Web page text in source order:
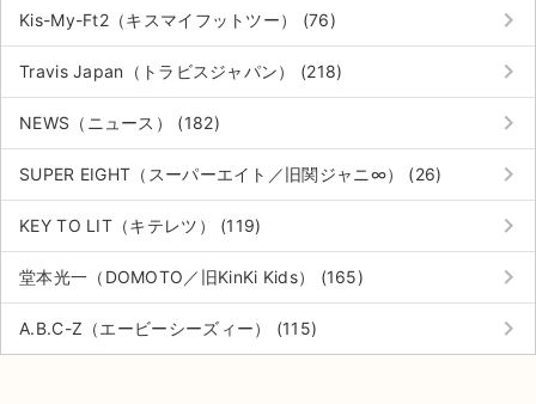
Kis-My-Ft2（キスマイフットツー） (76) keyboard_arrow_right
Travis Japan（トラビスジャパン） (218) keyboard_arrow_right
NEWS（ニュース） (182) keyboard_arrow_right
SUPER EIGHT（スーパーエイト／旧関ジャニ∞） (26) keyboard_arrow_right
KEY TO LIT（キテレツ） (119) keyboard_arrow_right
堂本光一（DOMOTO／旧KinKi Kids） (165) keyboard_arrow_right
A.B.C-Z（エービーシーズィー） (115) keyboard_arrow_right